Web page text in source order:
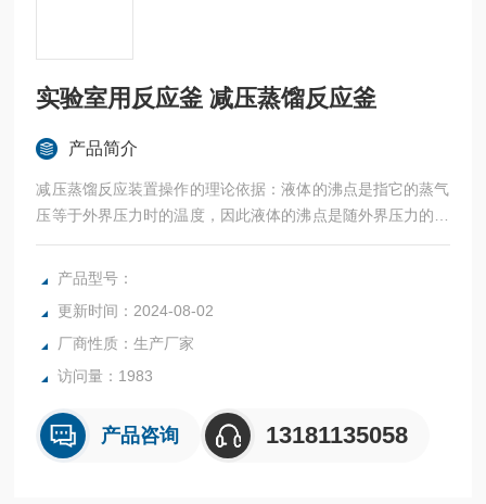
实验室用反应釜 减压蒸馏反应釜
产品简介
减压蒸馏反应装置操作的理论依据：液体的沸点是指它的蒸气
压等于外界压力时的温度，因此液体的沸点是随外界压力的变
化而变化的，如果借助于真空泵降低系统内压力，就可以降低
液体的沸点。减压蒸馏是分离可提纯有机化合物的常用方法之
产。
产品型号：
更新时间：2024-08-02
厂商性质：生产厂家
访问量：1983
产品咨询 13181135058